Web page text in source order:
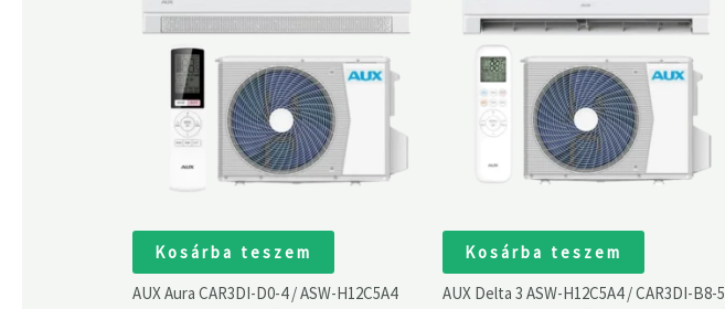
Kosárba teszem
AUX Aura CAR3DI-D0-4 / ASW-H12C5A4
Kosárba teszem
AUX Delta 3 ASW-H12C5A4 / CAR3DI-B8-5